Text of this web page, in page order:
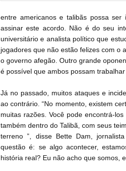
entre americanos e talibãs possa ser
assinar este acordo. Não é do seu
universitário e analista político que
jogadores que não estão felizes com o
o governo afegão. Outro grande
é possível que ambos possam
Já no passado, muitos ataques e
ao contrário.“No momento, existem
muitas razões. Você pode encontrá-
também dentro do Talibã, com seus
terreno ”, disse Bette Dam,
questão é: se algo acontecer,
história real? Eu não acho que somos,